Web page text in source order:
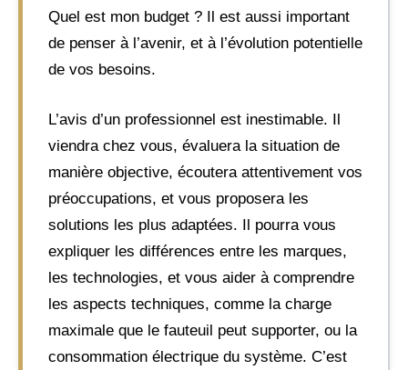
Quel est mon budget ? Il est aussi important
de penser à l’avenir, et à l’évolution potentielle
de vos besoins.
L’avis d’un professionnel est inestimable. Il
viendra chez vous, évaluera la situation de
manière objective, écoutera attentivement vos
préoccupations, et vous proposera les
solutions les plus adaptées. Il pourra vous
expliquer les différences entre les marques,
les technologies, et vous aider à comprendre
les aspects techniques, comme la charge
maximale que le fauteuil peut supporter, ou la
consommation électrique du système. C’est